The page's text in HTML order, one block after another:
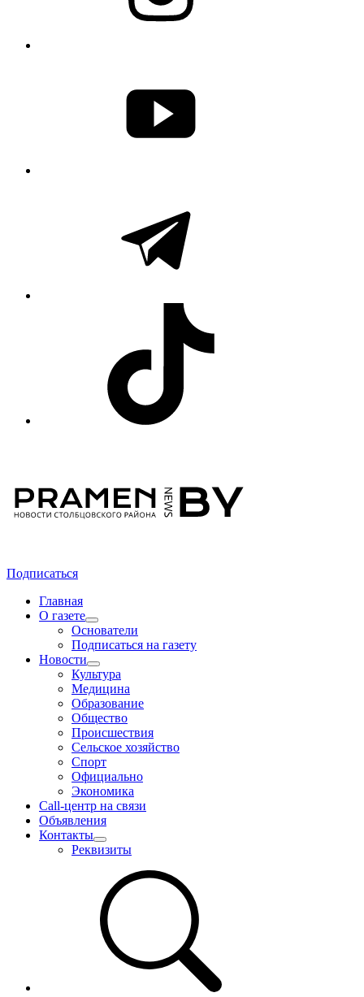
Подписаться
Главная
О газете
Основатели
Подписаться на газету
Новости
Культура
Медицина
Образование
Общество
Происшествия
Сельское хозяйство
Спорт
Официально
Экономика
Call-центр на связи
Объявления
Контакты
Реквизиты